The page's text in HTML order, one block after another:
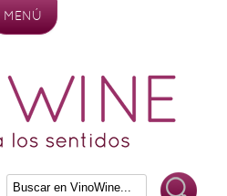
MENÚ